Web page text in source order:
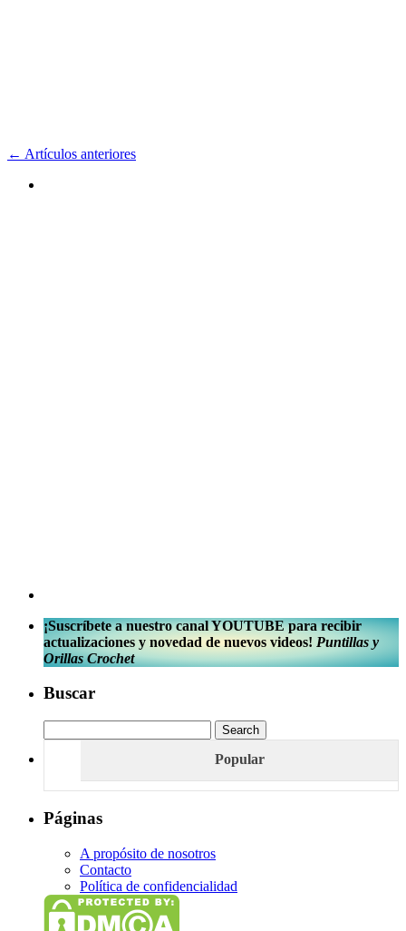
← Artículos anteriores
¡Suscríbete a nuestro canal YOUTUBE para recibir
actualizaciones y novedad de nuevos videos! Puntillas y
Orillas Crochet
Buscar
Popular
Páginas
A propósito de nosotros
Contacto
Política de confidencialidad